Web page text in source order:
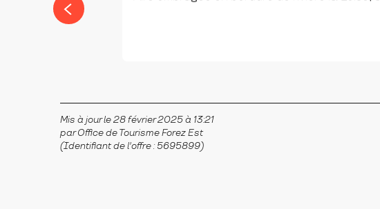
Mis à jour le 28 février 2025 à 13:21
par Office de Tourisme Forez Est
(Identifiant de l'offre : 5695899)